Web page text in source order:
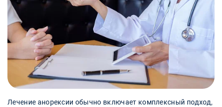
Лечение анорексии обычно включает комплексный подход,